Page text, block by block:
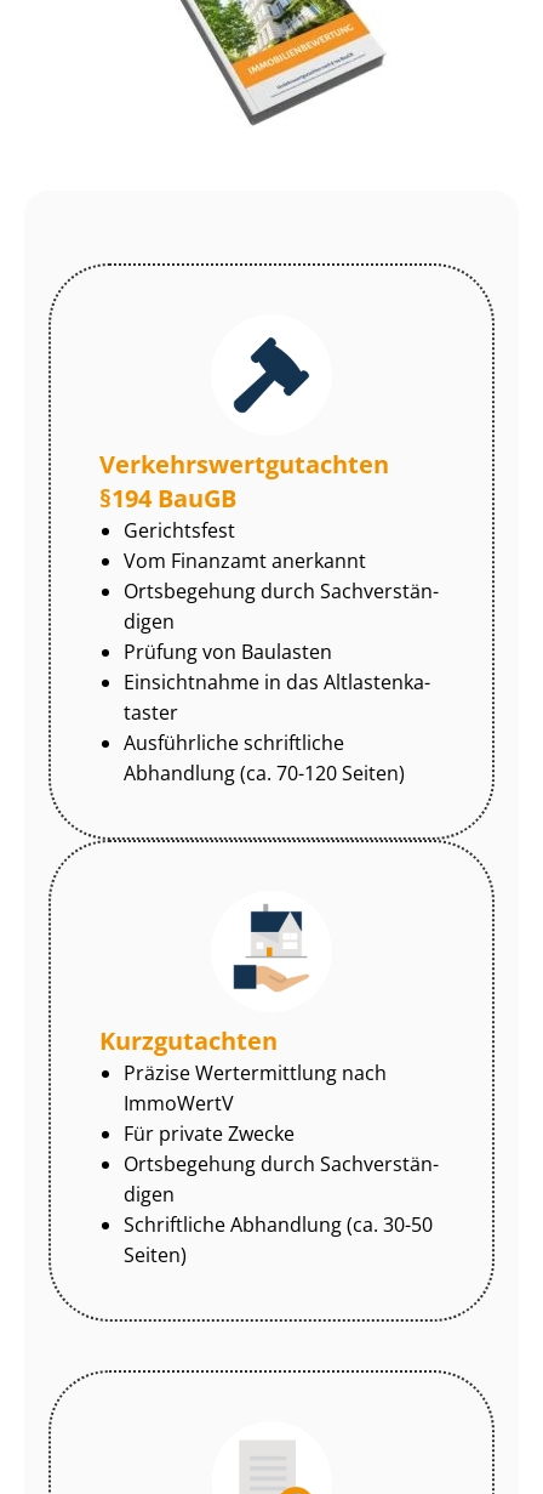
Ver­kehrs­wert­gut­ach­ten
§194 BauGB
Gerichtsfest
Vom Finanzamt anerkannt
Ortsbegehung durch Sach­ver­stän­
di­gen
Prüfung von Baulasten
Einsichtnahme in das Alt­las­ten­ka­
tas­ter
Ausführliche schriftliche
Abhandlung (ca. 70-120 Seiten)
Kurzgutachten
Präzise Wertermittlung nach
ImmoWertV
Für private Zwecke
Ortsbegehung durch Sach­ver­stän­
di­gen
Schriftliche Abhandlung (ca. 30-50
Seiten)